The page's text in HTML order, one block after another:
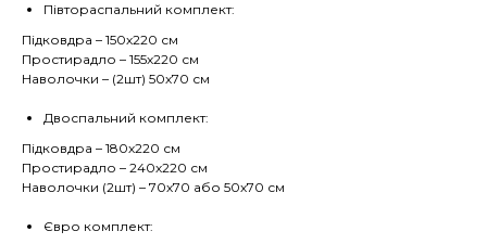
Півтораспальний комплект:
Підковдра – 150х220 см
Простирадло – 155х220 см
Наволочки – (2шт) 50х70 см
Двоспальний комплект:
Підковдра – 180х220 см
Простирадло – 240х220 см
Наволочки (2шт) – 70х70 або 50х70 см
Євро комплект: